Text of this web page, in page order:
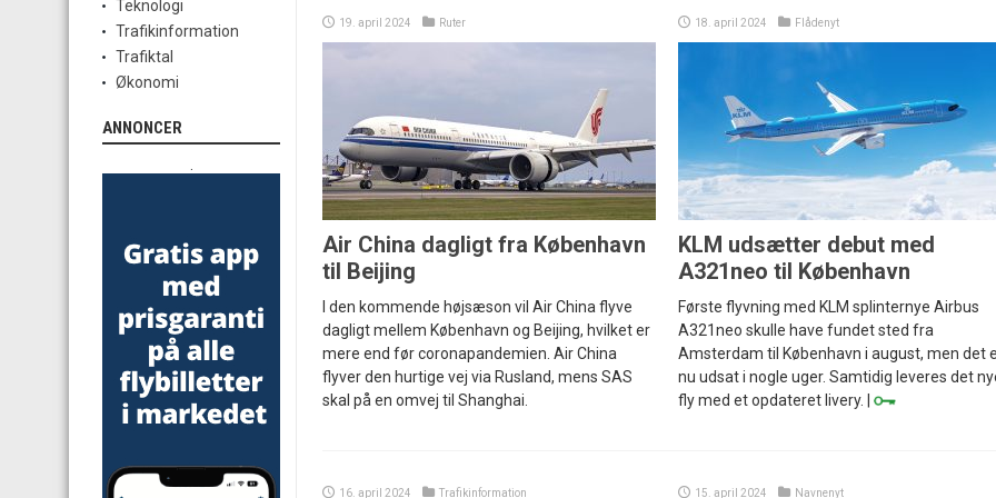
19. april 2024 Ruter
Air China dagligt fra København
til Beijing
I den kommende højsæson vil Air China flyve
dagligt mellem København og Beijing, hvilket er
mere end før coronapandemien. Air China
flyver den hurtige vej via Rusland, mens SAS
skal på en omvej til Shanghai.
18. april 2024 Flådenyt
KLM udsætter debut med
A321neo til København
Første flyvning med KLM splinternye Airbus
A321neo skulle have fundet sted fra
Amsterdam til København i august, men det
nu udsat i nogle uger. Samtidig leveres det
fly med et opdateret livery. |
16. april 2024 Trafikinformation 15. april 2024 Navnenyt
Teknologi
Trafikinformation
Trafiktal
Økonomi
ANNONCER